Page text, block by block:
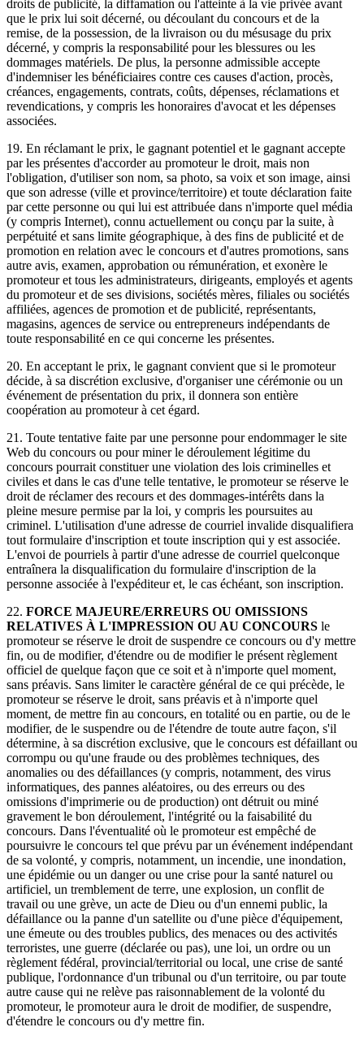
droits de publicité, la diffamation ou l'atteinte à la vie privée avant
que le prix lui soit décerné, ou découlant du concours et de la
remise, de la possession, de la livraison ou du mésusage du prix
décerné, y compris la responsabilité pour les blessures ou les
dommages matériels. De plus, la personne admissible accepte
d'indemniser les bénéficiaires contre ces causes d'action, procès,
créances, engagements, contrats, coûts, dépenses, réclamations et
revendications, y compris les honoraires d'avocat et les dépenses
associées.
19. En réclamant le prix, le gagnant potentiel et le gagnant accepte
par les présentes d'accorder au promoteur le droit, mais non
l'obligation, d'utiliser son nom, sa photo, sa voix et son image, ainsi
que son adresse (ville et province/territoire) et toute déclaration faite
par cette personne ou qui lui est attribuée dans n'importe quel média
(y compris Internet), connu actuellement ou conçu par la suite, à
perpétuité et sans limite géographique, à des fins de publicité et de
promotion en relation avec le concours et d'autres promotions, sans
autre avis, examen, approbation ou rémunération, et exonère le
promoteur et tous les administrateurs, dirigeants, employés et agents
du promoteur et de ses divisions, sociétés mères, filiales ou sociétés
affiliées, agences de promotion et de publicité, représentants,
magasins, agences de service ou entrepreneurs indépendants de
toute responsabilité en ce qui concerne les présentes.
20. En acceptant le prix, le gagnant convient que si le promoteur
décide, à sa discrétion exclusive, d'organiser une cérémonie ou un
événement de présentation du prix, il donnera son entière
coopération au promoteur à cet égard.
21. Toute tentative faite par une personne pour endommager le site
Web du concours ou pour miner le déroulement légitime du
concours pourrait constituer une violation des lois criminelles et
civiles et dans le cas d'une telle tentative, le promoteur se réserve le
droit de réclamer des recours et des dommages-intérêts dans la
pleine mesure permise par la loi, y compris les poursuites au
criminel. L'utilisation d'une adresse de courriel invalide disqualifiera
tout formulaire d'inscription et toute inscription qui y est associée.
L'envoi de pourriels à partir d'une adresse de courriel quelconque
entraînera la disqualification du formulaire d'inscription de la
personne associée à l'expéditeur et, le cas échéant, son inscription.
22. FORCE MAJEURE/ERREURS OU OMISSIONS
RELATIVES À L'IMPRESSION OU AU CONCOURS le
promoteur se réserve le droit de suspendre ce concours ou d'y mettre
fin, ou de modifier, d'étendre ou de modifier le présent règlement
officiel de quelque façon que ce soit et à n'importe quel moment,
sans préavis. Sans limiter le caractère général de ce qui précède, le
promoteur se réserve le droit, sans préavis et à n'importe quel
moment, de mettre fin au concours, en totalité ou en partie, ou de le
modifier, de le suspendre ou de l'étendre de toute autre façon, s'il
détermine, à sa discrétion exclusive, que le concours est défaillant ou
corrompu ou qu'une fraude ou des problèmes techniques, des
anomalies ou des défaillances (y compris, notamment, des virus
informatiques, des pannes aléatoires, ou des erreurs ou des
omissions d'imprimerie ou de production) ont détruit ou miné
gravement le bon déroulement, l'intégrité ou la faisabilité du
concours. Dans l'éventualité où le promoteurest empêché de
poursuivre le concours tel que prévu par un événement indépendant
de sa volonté, y compris, notamment, un incendie, une inondation,
une épidémie ou un danger ou une crise pour la santé naturel ou
artificiel, un tremblement de terre, une explosion, un conflit de
travail ou une grève, un acte de Dieu ou d'un ennemi public, la
défaillance ou la panne d'un satellite ou d'une pièce d'équipement,
une émeute ou des troubles publics, des menaces ou des activités
terroristes, une guerre (déclarée ou pas), une loi, un ordre ou un
règlement fédéral, provincial/territorial ou local, une crise de santé
publique, l'ordonnance d'un tribunal ou d'un territoire, ou par toute
autre cause qui ne relève pas raisonnablement de la volonté du
promoteur, le promoteur aura le droit de modifier, de suspendre,
d'étendre le concours ou d'y mettre fin.